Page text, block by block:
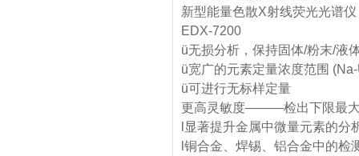
新型能量色散X射线荧光光谱仪
EDX-7200
ü无损分析，保持固体/粉末/液
ü宽广的元素定量浓度范围
ü可进行无标样定量
更高灵敏度———检出下限
l显著提升金属中微量元素的分
l铜合金、焊锡、铝合金中的检